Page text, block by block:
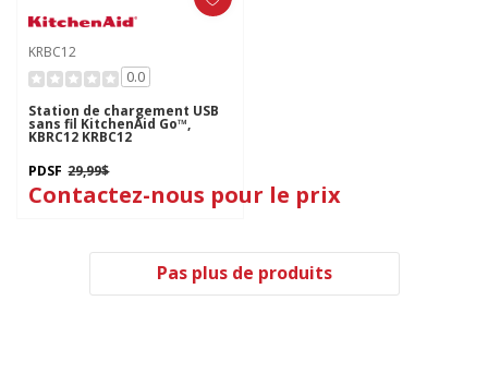
KRBC12
0.0
Station de chargement USB
sans fil KitchenAid Go™,
KBRC12 KRBC12
PDSF 29,99$
Contactez-nous pour le prix
Pas plus de produits